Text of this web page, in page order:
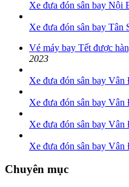
Xe đưa đón sân bay Nội
Xe đưa đón sân bay Tân
Vé máy bay Tết được
2023
Xe đưa đón sân bay
Xe đưa đón sân bay
Xe đưa đón sân bay
Xe đưa đón sân bay
Chuyên mục